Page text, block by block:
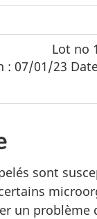
Lot no
: 07/01/23
sont
un problème